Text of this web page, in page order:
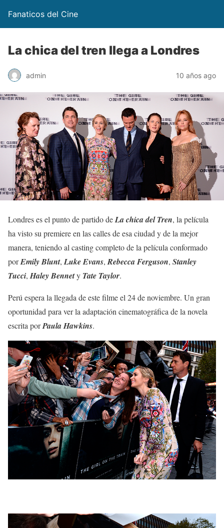
Fanaticos del Cine
La chica del tren llega a Londres
admin 10 años ago
Londres es el punto de partido deLa chica del Tren, la película
ha visto su premiere en las calles de esa ciudad y de la mejor
manera, teniendo al casting completo de la película conformado
porEmily Blunt, Luke Evans, Rebecca Ferguson, Stanley
Tucci, Haley Bennety Tate Taylor.
Perú espera la llegada de este filme el 24 de noviembre. Un gran
oportunidad para ver la adaptación cinematográfica de la novela
escrita porPaula Hawkins.